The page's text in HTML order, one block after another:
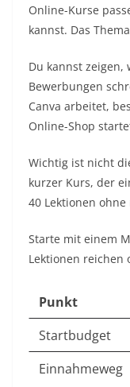
Online-Kurse
kannst. Das
Du kannst zeigen,
Bewerbungen
Canva arbeitet,
Online-Shop
Wichtig ist nicht
kurzer Kurs, der
40 Lektionen ohne
Starte mit einem
Lektionen reichen
Punkt
Startbudget
Einnahmeweg